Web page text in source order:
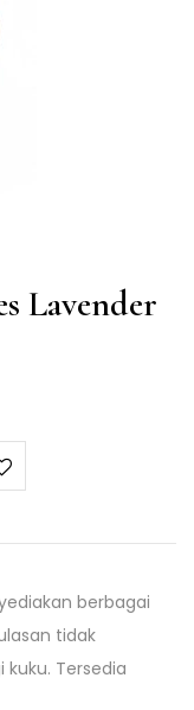
Lavender
berbagai
tidak
Tersedia